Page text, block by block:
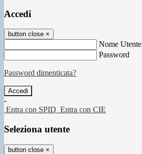
Accedi
button close ×
Nome Utente
Password
Password dimenticata?
-
Entra con SPID Entra con CIE
Seleziona utente
button close ×